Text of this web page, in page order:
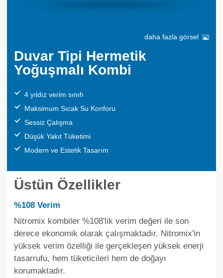
daha fazla görsel
Duvar Tipi Hermetik
Yoğuşmalı Kombi
4 yıldız verim sınıfı
Maksimum Sıcak Su Konforu
Sessiz Çalışma
Düşük Yakıt Tüketimi
Modern ve Estetik Tasarım
Üstün Özellikler
%108 Verim
Nitromix kombiler %108'lik verim değeri ile son
derece ekonomik olarak çalışmaktadır. Nitromix'in
yüksek verim özelliği ile gerçekleşen yüksek enerji
tasarrufu, hem tüketicileri hem de doğayı
korumaktadır.